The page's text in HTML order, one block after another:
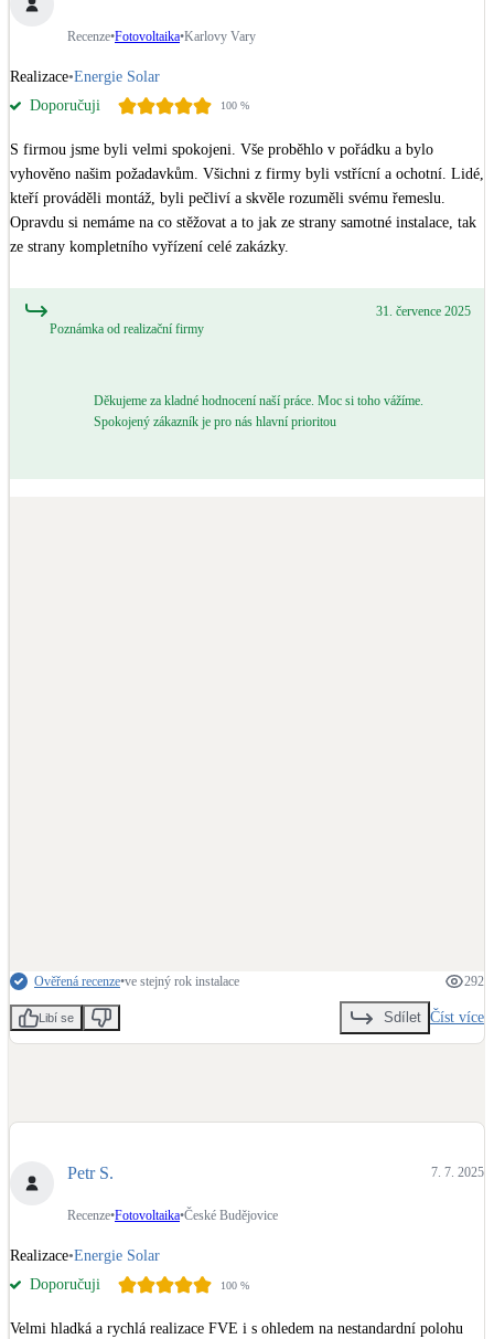
Hlavní zdroje vytápění
Bateriové úložiště
Pouze velké BESS
Novostavby
Žaluzie, markýzy, pergoly
Rekuperace tepla odpadní vody
Šedá i černá odpadní voda
Recenze•Fotovoltaika•Karlovy Vary
Realizace•Energie Solar
Doporučuji
100 %
S firmou jsme byli velmi spokojeni. Vše proběhlo v pořádku a bylo
vyhověno našim požadavkům. Všichni z firmy byli vstřícní a ochotní. Lidé,
kteří prováděli montáž, byli pečliví a skvěle rozuměli svému řemeslu.
Opravdu si nemáme na co stěžovat a to jak ze strany samotné instalace, tak
ze strany kompletního vyřízení celé zakázky.
Poznámka od realizační firmy
31. července 2025
Děkujeme za kladné hodnocení naší práce. Moc si toho vážíme.
Spokojený zákazník je pro nás hlavní prioritou
Ověřená recenze•ve stejný rok instalace 292
Libí se Sdílet Číst více
Petr S. 7. 7. 2025
Recenze•Fotovoltaika•České Budějovice
Realizace•Energie Solar
Doporučuji
100 %
Velmi hladká a rychlá realizace FVE i s ohledem na nestandardní polohu